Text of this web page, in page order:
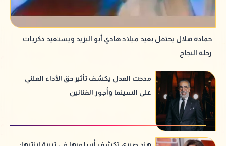
حمادة هلال يحتفل بعيد ميلاد هادي أبو اليزيد ويستعيد ذكريات
رحلة النجاح
مدحت العدل يكشف تأثير حق الأداء العلني
على السينما وأجور الفنانين